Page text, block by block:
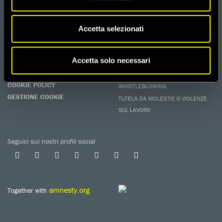
Accetta selezionati
Accetta solo necessari
I programmi educativi.
Metti a disposizione il tuo tempo.
PRIVACY POLICY
COOKIE POLICY
GESTIONE COOKIE
AREA STAMPA
LAVORA CON NOI
WHISTLEBLOWING
TUTELA DA MOLESTIE O VIOLENZE
SUL LAVORO
Seguici sui nostri profili social
Together with amnesty.org